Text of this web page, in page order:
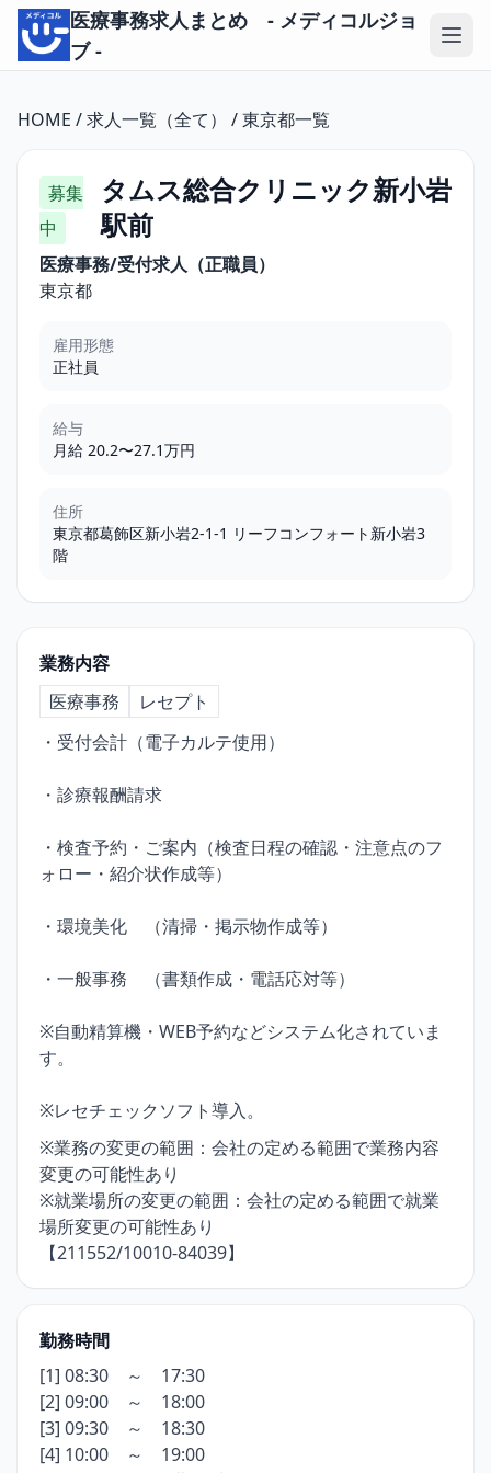
医療事務求人まとめ - メディコルジョ
ブ -
HOME /求人一覧（全て） /東京都一覧
募集
中
タムス総合クリニック新小岩
駅前
医療事務/受付求人（正職員）
東京都
雇用形態
正社員
給与
月給 20.2〜27.1万円
住所
東京都葛飾区新小岩2-1-1 リーフコンフォート新小岩3
階
業務内容
医療事務
レセプト
・受付会計（電子カルテ使用）
・診療報酬請求
・検査予約・ご案内（検査日程の確認・注意点のフ
ォロー・紹介状作成等）
・環境美化　（清掃・掲示物作成等）
・一般事務　（書類作成・電話応対等）
※自動精算機・WEB予約などシステム化されていま
す。
※レセチェックソフト導入。
※業務の変更の範囲：会社の定める範囲で業務内容
変更の可能性あり
※就業場所の変更の範囲：会社の定める範囲で就業
場所変更の可能性あり
【211552/10010-84039】
勤務時間
[1] 08:30 ～ 17:30
[2] 09:00 ～ 18:00
[3] 09:30 ～ 18:30
[4] 10:00 ～ 19:00